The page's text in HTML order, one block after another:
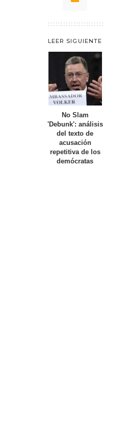
LEER SIGUIENTE
No Slam
'Debunk': análisis
del texto de
acusación
repetitiva de los
demócratas